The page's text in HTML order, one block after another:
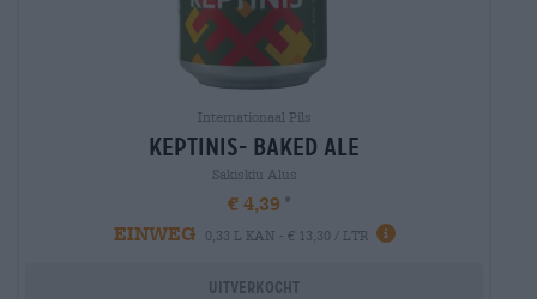
Internationaal Pils
keptinis- baked ale
Sakiskiu Alus
€ 4,39
EINWEG
0,33 L KAN - € 13,30 / LTR
Uitverkocht